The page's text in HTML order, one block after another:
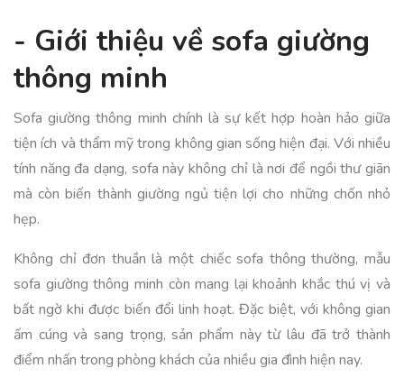
- Giới thiệu về sofa giường
thông minh
Sofa giường thông minh chính là sự kết hợp hoàn hảo giữa
tiện ích và thẩm mỹ trong không gian sống hiện đại. Với nhiều
tính năng đa dạng, sofa này không chỉ là nơi để ngồi thư giãn
mà còn biến thành giường ngủ tiện lợi cho những chốn nhỏ
hẹp.
Không chỉ đơn thuần là một chiếc sofa thông thường, mẫu
sofa giường thông minh còn mang lại khoảnh khắc thú vị và
bất ngờ khi được biến đổi linh hoạt. Đặc biệt, với không gian
ấm cúng và sang trọng, sản phẩm này từ lâu đã trở thành
điểm nhấn trong phòng khách của nhiều gia đình hiện nay.